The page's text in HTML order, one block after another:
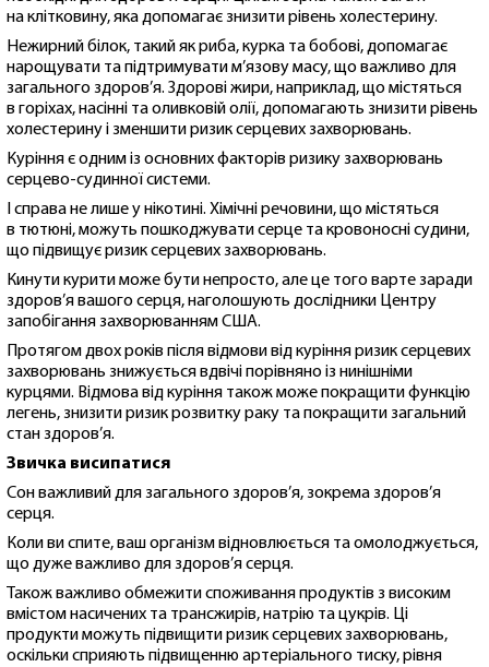
на клітковину, яка допомагає знизити рівень холестерину.
Нежирний білок, такий як риба, курка та бобові, допомагає
нарощувати та підтримувати м’язову масу, що важливо для
загального здоров’я. Здорові жири, наприклад, що містяться
в горіхах, насінні та оливковій олії, допомагають знизити рівень
холестерину і зменшити ризик серцевих захворювань.
Куріння є одним із основних факторів ризику захворювань
серцево-судинної системи.
І справа не лише у нікотині. Хімічні речовини, що містяться
в тютюні, можуть пошкоджувати серце та кровоносні судини,
що підвищує ризик серцевих захворювань.
Кинути курити може бути непросто, але це того варте заради
здоров’я вашого серця, наголошують дослідники Центру
запобігання захворюванням США.
Протягом двох років після відмови від куріння ризик серцевих
захворювань знижується вдвічі порівняно із нинішніми
курцями. Відмова від куріння також може покращити функцію
легень, знизити ризик розвитку раку та покращити загальний
стан здоров’я.
Звичка висипатися
Сон важливий для загального здоров’я, зокрема здоров’я
серця.
Коли ви спите, ваш організм відновлюється та омолоджується,
що дуже важливо для здоров’я серця.
Також важливо обмежити споживання продуктів з високим
вмістом насичених та трансжирів, натрію та цукрів. Ці
продукти можуть підвищити ризик серцевих захворювань,
оскільки сприяють підвищенню артеріального тиску, рівня